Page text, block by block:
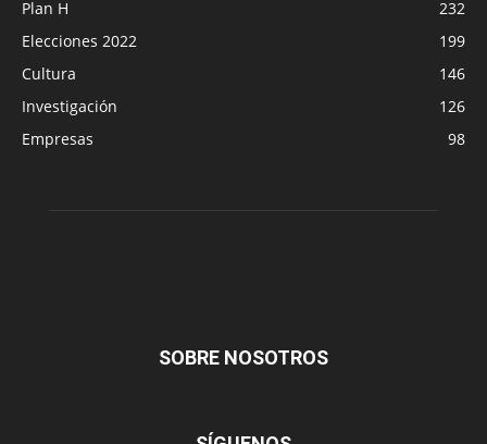
Plan H
232
Elecciones 2022
199
Cultura
146
Investigación
126
Empresas
98
SOBRE NOSOTROS